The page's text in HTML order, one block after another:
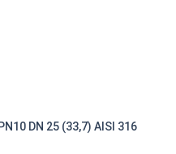
Фланец плоский PN10 DN 25 (33,7) AISI 316